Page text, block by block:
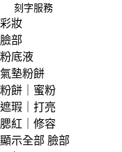
刻字服務
彩妝
臉部
粉底液
氣墊粉餅
粉餅｜蜜粉
遮瑕｜打亮
腮紅｜修容
顯示全部 臉部